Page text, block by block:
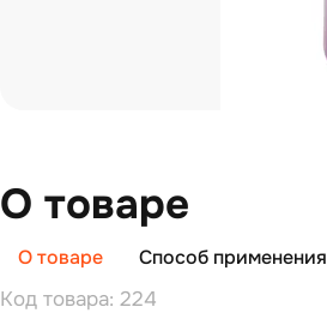
О товаре
О товаре Способ применения
Код товара: 224